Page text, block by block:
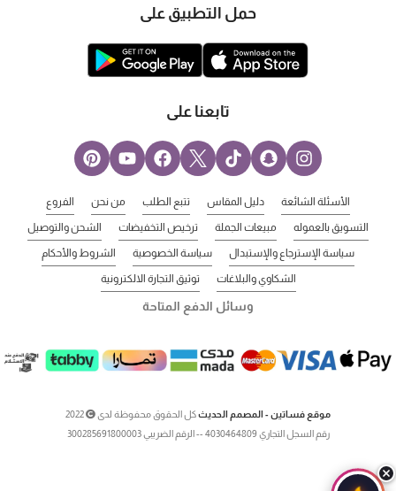
حمل التطبيق على
تابعنا على
الأسئلة الشائعة دليل المقاس تتبع الطلب من نحن الفروع
التسويق بالعموله مبيعات الجملة ترخيص التخفيضات الشحن والتوصيل
سياسة الإسترجاع والإستبدال سياسة الخصوصية الشروط والأحكام
الشكاوي والبلاغات توثيق التجارة الالكترونية
وسائل الدفع المتاحة
موقع فساتين - المصمم الحديثكل الحقوق محفوظة لدى
2022
رقم السجل التجاري 4030464809 -- الرقم الضريبي 300285691800003